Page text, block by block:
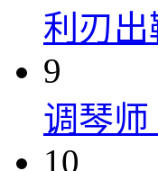
利刃出
9
调琴师
10